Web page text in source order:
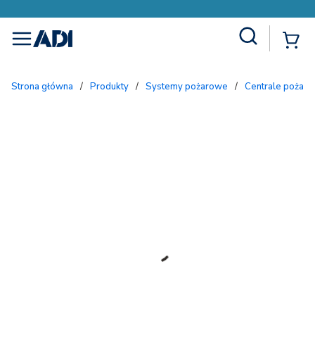
menu
Strona główna / Produkty / Systemy pożarowe / Centrale